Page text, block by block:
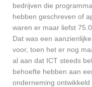
bedrijven die
hebben geschreven of
waren er maar liefst
Dat was een
voor, toen het er nog
al aan dat ICT steeds
behoefte hebben aan
onderneming